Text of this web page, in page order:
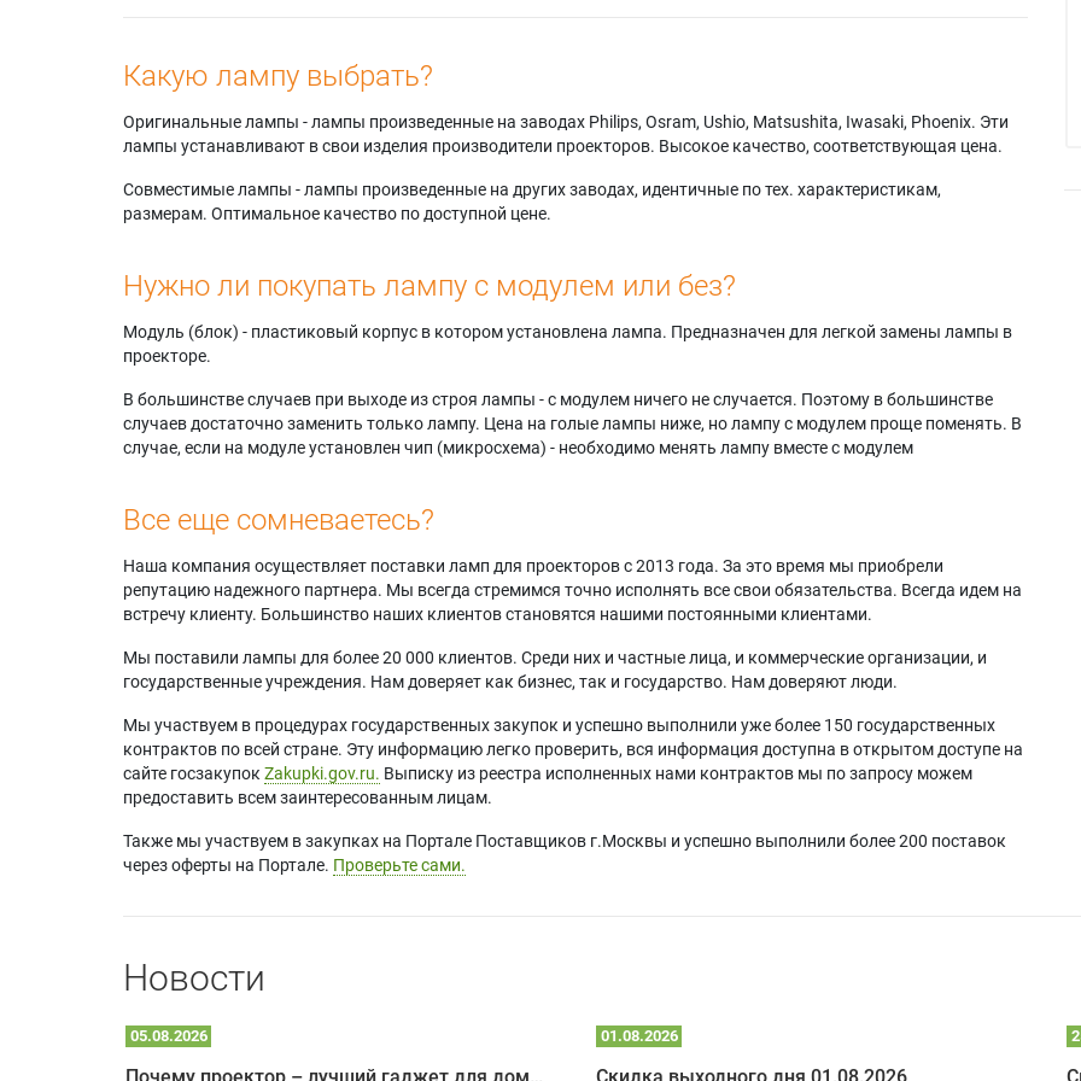
Какую лампу выбрать?
Оригинальные лампы - лампы произведенные на заводах Philips, Osram, Ushio, Matsushita, Iwasaki, Phoenix. Эти
лампы устанавливают в свои изделия производители проекторов. Высокое качество, соответствующая цена.
Совместимые лампы - лампы произведенные на других заводах, идентичные по тех. характеристикам,
размерам. Оптимальное качество по доступной цене.
Нужно ли покупать лампу с модулем или без?
Модуль (блок) - пластиковый корпус в котором установлена лампа. Предназначен для легкой замены лампы в
проекторе.
В большинстве случаев при выходе из строя лампы - с модулем ничего не случается. Поэтому в большинстве
случаев достаточно заменить только лампу. Цена на голые лампы ниже, но лампу с модулем проще поменять. В
случае, если на модуле установлен чип (микросхема) - необходимо менять лампу вместе с модулем
Все еще сомневаетесь?
Наша компания осуществляет поставки ламп для проекторов с 2013 года. За это время мы приобрели
репутацию надежного партнера. Мы всегда стремимся точно исполнять все свои обязательства. Всегда идем на
встречу клиенту. Большинство наших клиентов становятся нашими постоянными клиентами.
Мы поставили лампы для более 20 000 клиентов. Среди них и частные лица, и коммерческие организации, и
государственные учреждения. Нам доверяет как бизнес, так и государство. Нам доверяют люди.
Мы участвуем в процедурах государственных закупок и успешно выполнили уже более 150 государственных
контрактов по всей стране. Эту информацию легко проверить, вся информация доступна в открытом доступе на
сайте госзакупок Zakupki.gov.ru. Выписку из реестра исполненных нами контрактов мы по запросу можем
предоставить всем заинтересованным лицам.
Также мы участвуем в закупках на Портале Поставщиков г.Москвы и успешно выполнили более 200 поставок
через оферты на Портале. Проверьте сами.
Новости
05.08.2026 01.08.2026